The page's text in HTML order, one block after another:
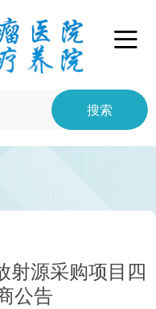

搜索
射源采购项目四
公告